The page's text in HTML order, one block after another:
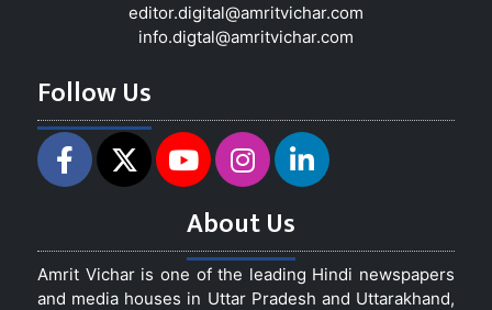
editor.digital@amritvichar.com
info.digtal@amritvichar.com
Follow Us
About Us
Amrit Vichar is one of the leading Hindi newspapers
and media houses in Uttar Pradesh and Uttarakhand,